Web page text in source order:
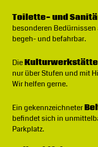
Toilette- und
besonderen
begeh- und befahrbar.
DieKulturwerkstätte
nur über Stufen und mit
Wir helfen gerne.
Ein gekennzeichneter
befindet sich in
Parkplatz.